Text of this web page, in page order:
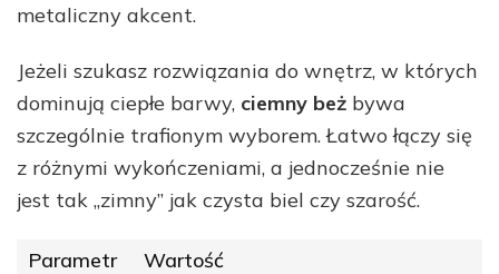
metaliczny akcent.
Jeżeli szukasz rozwiązania do wnętrz, w których
dominują ciepłe barwy, ciemny beż bywa
szczególnie trafionym wyborem. Łatwo łączy się
z różnymi wykończeniami, a jednocześnie nie
jest tak „zimny” jak czysta biel czy szarość.
Parametr Wartość